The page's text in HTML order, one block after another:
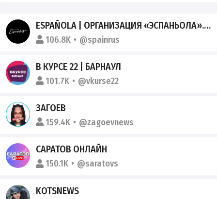
ESPAÑOLA | ОРГАНИЗАЦИЯ «ЭСПАНЬОЛА». ОФ
106.8K @spainrus
В КУРСЕ 22 | БАРНАУЛ
101.7K @vkurse22
ЗАГОЕВ
159.4K @zagoevnews
САРАТОВ ОНЛАЙН
150.1K @saratovs
KOTSNEWS